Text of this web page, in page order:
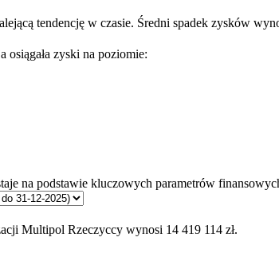
tendencję w czasie. Średni spadek zysków
osiągała zyski na poziomie:
na podstawie kluczowych parametrów
Multipol Rzeczyccy wynosi 14 419 114 zł.